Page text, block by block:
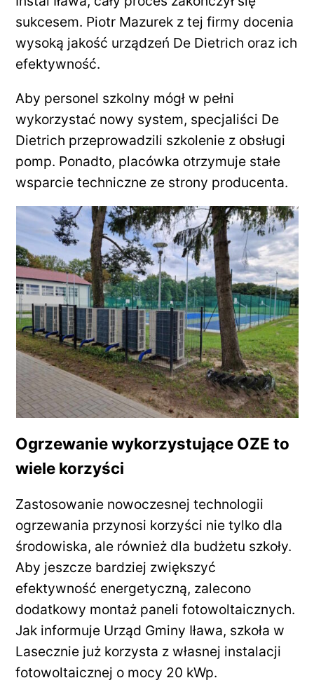
sukcesem. Piotr Mazurek z tej firmy docenia
wysoką jakość urządzeń De Dietrich oraz ich
efektywność.
Aby personel szkolny mógł w pełni
wykorzystać nowy system, specjaliści De
Dietrich przeprowadzili szkolenie z obsługi
pomp. Ponadto, placówka otrzymuje stałe
wsparcie techniczne ze strony producenta.
Ogrzewanie wykorzystujące OZE to
wiele korzyści
Zastosowanie nowoczesnej technologii
ogrzewania przynosi korzyści nie tylko dla
środowiska, ale również dla budżetu szkoły.
Aby jeszcze bardziej zwiększyć
efektywność energetyczną, zalecono
dodatkowy montaż paneli fotowoltaicznych.
Jak informuje Urząd Gminy Iława, szkoła w
Lasecznie już korzysta z własnej instalacji
fotowoltaicznej o mocy 20 kWp.